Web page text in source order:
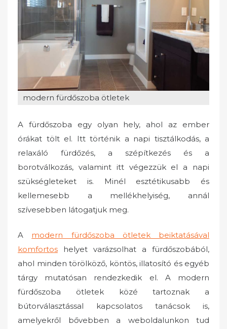
o
n
modern fürdőszoba ötletek
A fürdőszoba egy olyan hely, ahol az ember
órákat tölt el. Itt történik a napi tisztálkodás, a
relaxáló fürdőzés, a szépítkezés és a
borotválkozás, valamint itt végezzük el a napi
szükségleteket is. Minél esztétikusabb és
kellemesebb a mellékhelyiség, annál
szívesebben látogatjuk meg.
A modern fürdőszoba ötletek beiktatásával
komfortos helyet varázsolhat a fürdőszobából,
ahol minden törölköző, köntös, illatosító és egyéb
tárgy mutatósan rendezkedik el. A modern
fürdőszoba ötletek közé tartoznak a
bútorválasztással kapcsolatos tanácsok is,
amelyekről bővebben a weboldalunkon tud